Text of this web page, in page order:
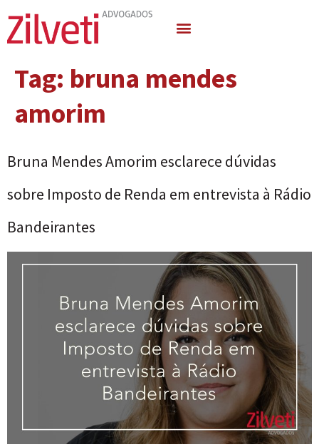
Tag: bruna mendes
amorim
Bruna Mendes Amorim esclarece dúvidas
sobre Imposto de Renda em entrevista à Rádio
Bandeirantes